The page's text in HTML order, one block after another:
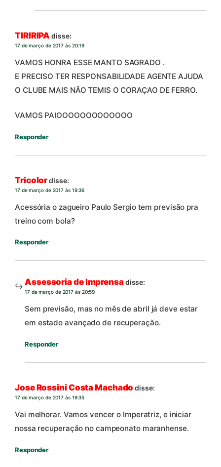
TIRIRIPA disse:
17 de março de 2017 às 20:19
VAMOS HONRA ESSE MANTO SAGRADO .
E PRECISO TER RESPONSABILIDADE AGENTE AJUDA
O CLUBE MAIS NÃO TEMIS O CORAÇAO DE FERRO.
VAMOS PAIOOOOOOOOOOOOO
Responder
Tricolordisse:
17 de março de 2017 às 19:36
Acessória o zagueiro Paulo Sergio tem previsão pra
treino com bola?
Responder
Assessoria de Imprensadisse:
17 de março de 2017 às 20:59
Sem previsão, mas no mês de abril já deve estar
em estado avançado de recuperação.
Responder
Jose Rossini Costa Machado disse:
17 de março de 2017 às 19:35
Vai melhorar. Vamos vencer o Imperatriz, e iniciar
nossa recuperação no campeonato maranhense.
Responder